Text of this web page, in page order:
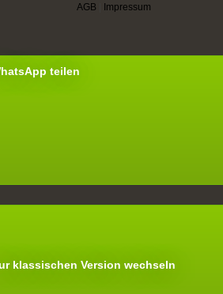
AGB Impressum
teilen
klassischen Version wechseln